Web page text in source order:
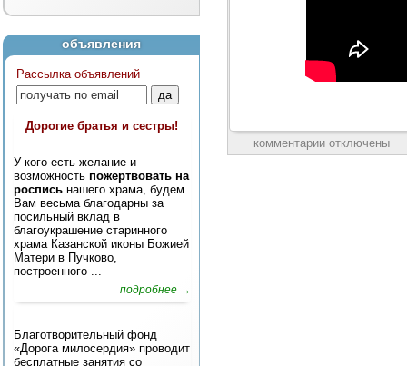
объявления
Рассылка объявлений
Дорогие братья и сестры!
У кого есть желание и
возможность пожертвовать на
роспись нашего храма, будем
Вам весьма благодарны за
посильный вклад в
благоукрашение старинного
храма Казанской иконы Божией
Матери в Пучково,
построенного ...
подробнее →
Благотворительный фонд
«Дорога милосердия» проводит
бесплатные занятия со
комментарии отключены